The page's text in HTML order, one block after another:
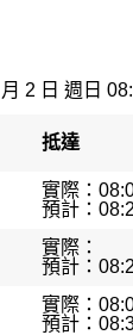
2 日 週日
抵達
實際：
預計：
實際：
預計：
實際：
預計：